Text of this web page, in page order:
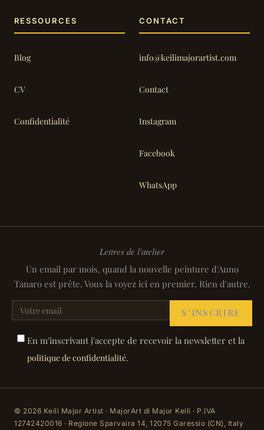
RESSOURCES
Blog
CV
Confidentialité
CONTACT
info@keilimajorartist.com
Contact
Instagram
Facebook
WhatsApp
Lettres de l'atelier
Un email par mois, quand la nouvelle peinture d'Anno
Tanaro est prête. Vous la voyez ici en premier. Rien d'autre.
S'INSCRIRE
En m'inscrivant j'accepte de recevoir la newsletter et la
politique de confidentialité.
© 2026 Keili Major Artist · MajorArt di Major Keili · P.IVA
12742420016 · Regione Sparvaira 14, 12075 Garessio (CN), Italy